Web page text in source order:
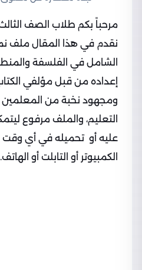
مرحباً بكم طلاب الصف الثالث
نقدم في هذا المقال ملف
الشامل في الفلسفة
إعداده من قبل مؤلفي
ومجهود نخبة من المعلمين
التعليم، والملف مرفوع
عليه أو تحميله في أي وقت
الكمبيوتر أو التابلت أو الهاتف.